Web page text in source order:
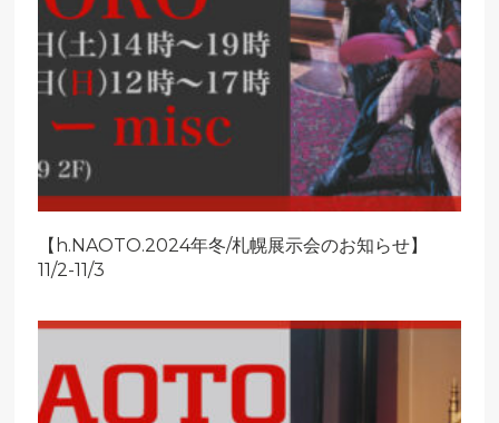
【h.NAOTO.2024年冬/札幌展示会のお知らせ】
11/2-11/3